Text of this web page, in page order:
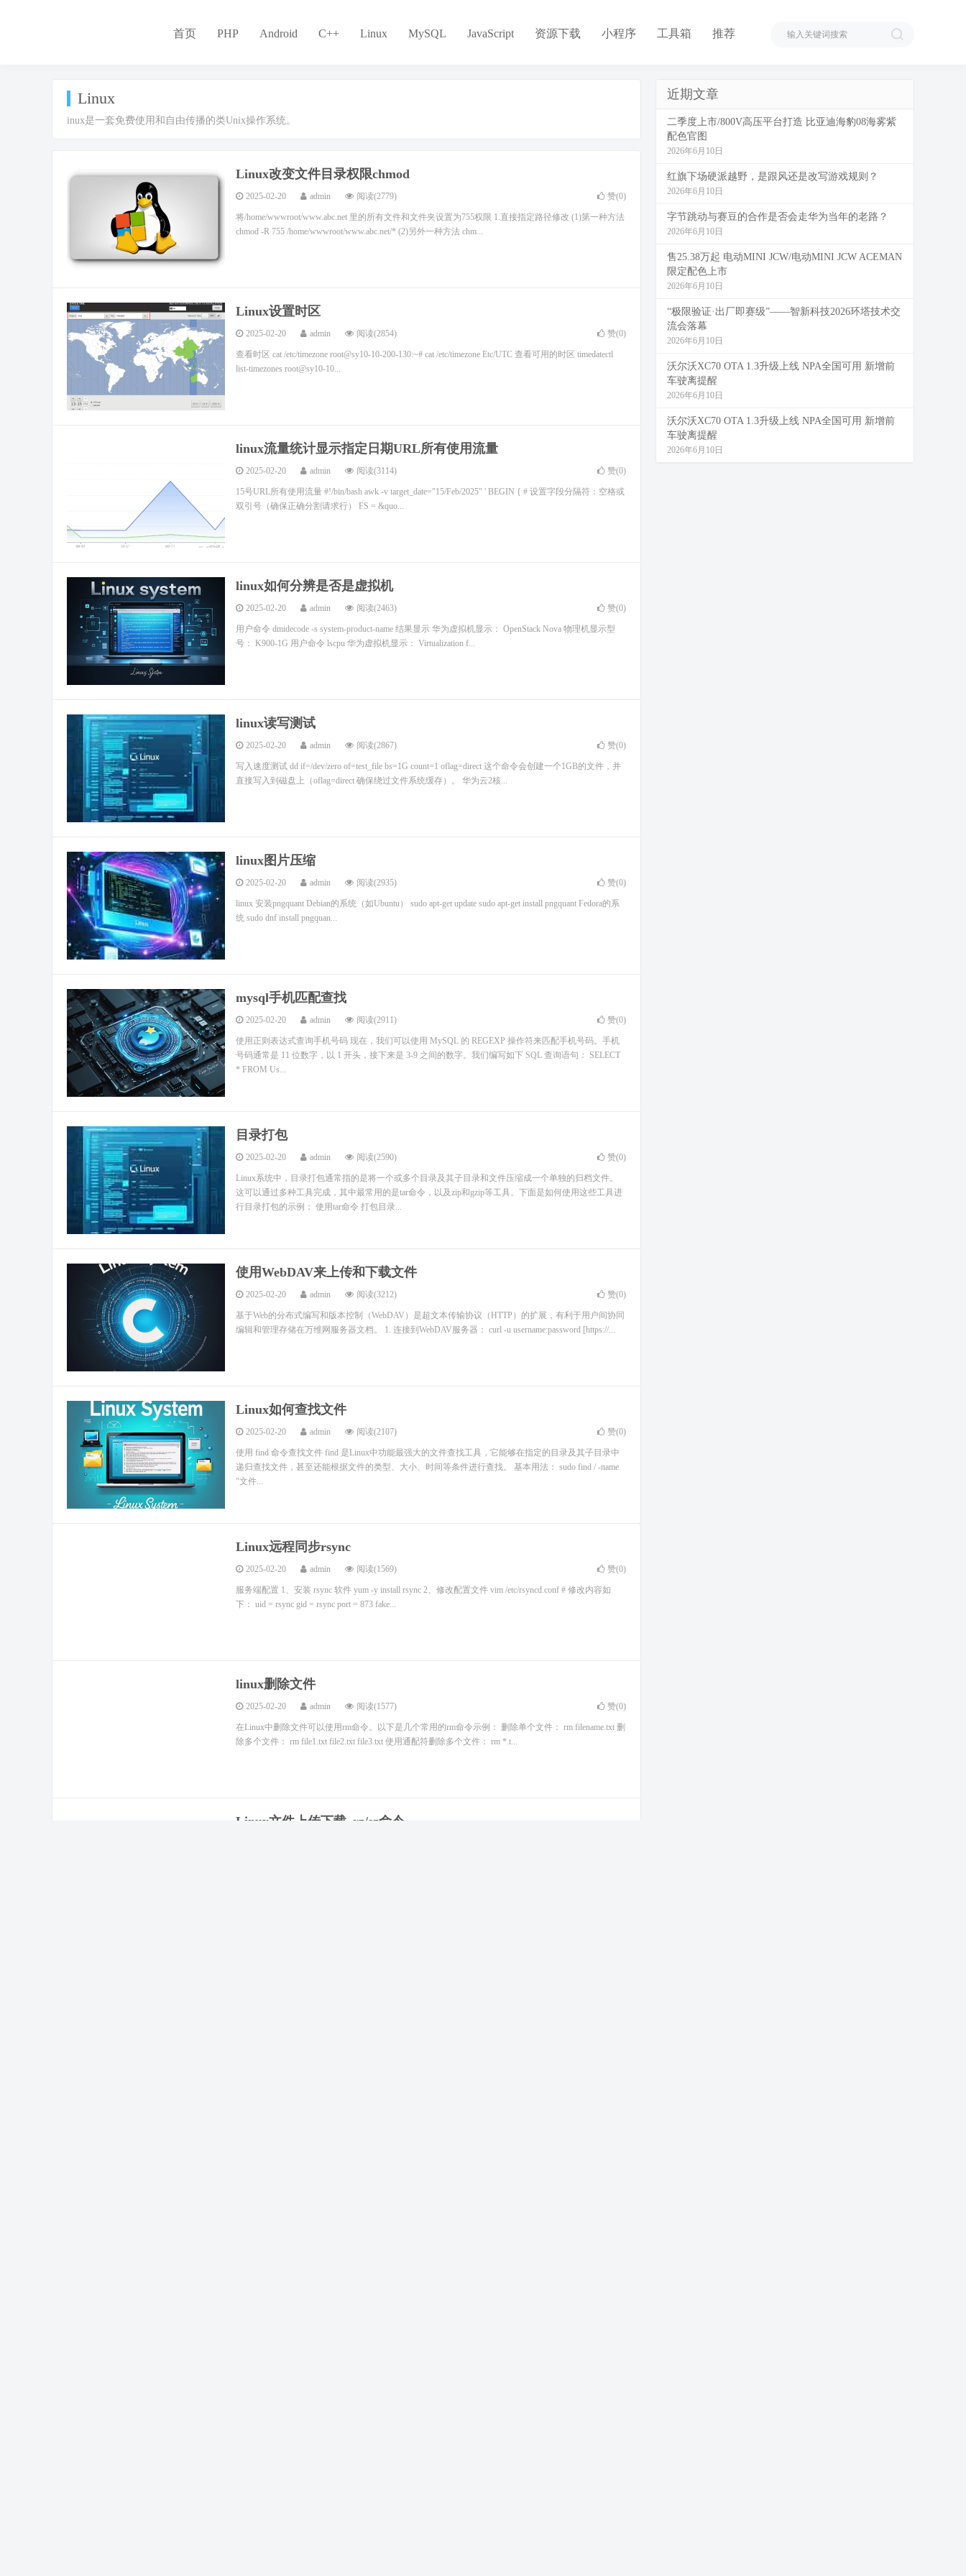
首页 PHP Android C++ Linux MySQL JavaScript 资源下载 小程序 工具箱 推荐
Linux
inux是一套免费使用和自由传播的类Unix操作系统。
Linux改变文件目录权限chmod
2025-02-20 admin 阅读(2779) 赞(0)
将/home/wwwroot/www.abc.net 里的所有文件和文件夹设置为755权限 1.直接指定路径修改 (1)第一种方法
chmod -R 755 /home/wwwroot/www.abc.net/* (2)另外一种方法 chm...
Linux设置时区
2025-02-20 admin 阅读(2854) 赞(0)
查看时区 cat /etc/timezone root@sy10-10-200-130:~# cat /etc/timezone Etc/UTC 查看可用的时区 timedatectl
list-timezones root@sy10-10...
linux流量统计显示指定日期URL所有使用流量
2025-02-20 admin 阅读(3114) 赞(0)
15号URL所有使用流量 #!/bin/bash awk -v target_date="15/Feb/2025" ' BEGIN { # 设置字段分隔符：空格或
双引号（确保正确分割请求行） FS = &quo...
linux如何分辨是否是虚拟机
2025-02-20 admin 阅读(2463) 赞(0)
用户命令 dmidecode -s system-product-name 结果显示 华为虚拟机显示： OpenStack Nova 物理机显示型
号： K900-1G 用户命令 lscpu 华为虚拟机显示： Virtualization f...
linux读写测试
2025-02-20 admin 阅读(2867) 赞(0)
写入速度测试 dd if=/dev/zero of=test_file bs=1G count=1 oflag=direct 这个命令会创建一个1GB的文件，并
直接写入到磁盘上（oflag=direct 确保绕过文件系统缓存）。 华为云2核...
linux图片压缩
2025-02-20 admin 阅读(2935) 赞(0)
linux 安装pngquant Debian的系统（如Ubuntu） sudo apt-get update sudo apt-get install pngquant Fedora的系
统 sudo dnf install pngquan...
mysql手机匹配查找
2025-02-20 admin 阅读(2911) 赞(0)
使用正则表达式查询手机号码 现在，我们可以使用 MySQL 的 REGEXP 操作符来匹配手机号码。手机
号码通常是 11 位数字，以 1 开头，接下来是 3-9 之间的数字。我们编写如下 SQL 查询语句： SELECT
* FROM Us...
目录打包
2025-02-20 admin 阅读(2590) 赞(0)
Linux系统中，目录打包通常指的是将一个或多个目录及其子目录和文件压缩成一个单独的归档文件。
这可以通过多种工具完成，其中最常用的是tar命令，以及zip和gzip等工具。下面是如何使用这些工具进
行目录打包的示例： 使用tar命令 打包目录...
使用WebDAV来上传和下载文件
2025-02-20 admin 阅读(3212) 赞(0)
基于Web的分布式编写和版本控制（WebDAV）是超文本传输协议（HTTP）的扩展，有利于用户间协同
编辑和管理存储在万维网服务器文档。 1. 连接到WebDAV服务器： curl -u username:password [https://...
Linux如何查找文件
2025-02-20 admin 阅读(2107) 赞(0)
使用 find 命令查找文件 find 是Linux中功能最强大的文件查找工具，它能够在指定的目录及其子目录中
递归查找文件，甚至还能根据文件的类型、大小、时间等条件进行查找。 基本用法： sudo find / -name
"文件...
Linux远程同步rsync
2025-02-20 admin 阅读(1569) 赞(0)
服务端配置 1、安装 rsync 软件 yum -y install rsync 2、修改配置文件 vim /etc/rsyncd.conf # 修改内容如
下： uid = rsync gid = rsync port = 873 fake...
linux删除文件
2025-02-20 admin 阅读(1577) 赞(0)
在Linux中删除文件可以使用rm命令。以下是几个常用的rm命令示例： 删除单个文件： rm filename.txt 删
除多个文件： rm file1.txt file2.txt file3.txt 使用通配符删除多个文件： rm *.t...
Linux文件上传下载–rz/sz命令
近期文章
二季度上市/800V高压平台打造 比亚迪海豹08海雾紫
配色官图
2026年6月10日
红旗下场硬派越野，是跟风还是改写游戏规则？
2026年6月10日
字节跳动与赛豆的合作是否会走华为当年的老路？
2026年6月10日
售25.38万起 电动MINI JCW/电动MINI JCW ACEMAN
限定配色上市
2026年6月10日
“极限验证·出厂即赛级”——智新科技2026环塔技术交
流会落幕
2026年6月10日
沃尔沃XC70 OTA 1.3升级上线 NPA全国可用 新增前
车驶离提醒
2026年6月10日
沃尔沃XC70 OTA 1.3升级上线 NPA全国可用 新增前
车驶离提醒
2026年6月10日